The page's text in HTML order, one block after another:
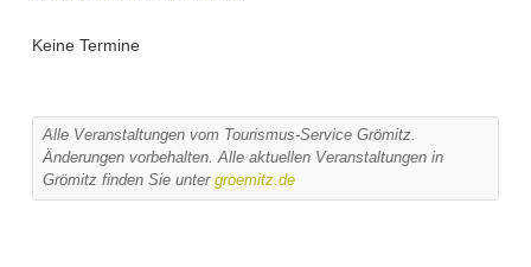
Keine Termine
Alle Veranstaltungen vom Tourismus-Service Grömitz.
Änderungen vorbehalten. Alle aktuellen Veranstaltungen in
Grömitz finden Sie unter groemitz.de